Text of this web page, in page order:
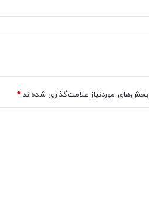
بخش‌های موردنیاز علامت‌گذاری شده‌اند*